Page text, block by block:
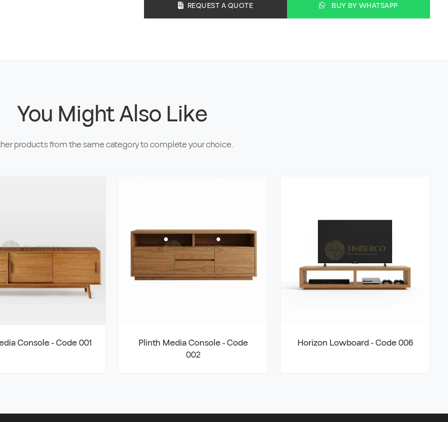
REQUEST A QUOTE BUY BY WHATSAPP
You Might Also Like
products from the same category to complete your choice.
Console - Code 001
Plinth Media Console - Code
002
Horizon Lowboard - Code 006